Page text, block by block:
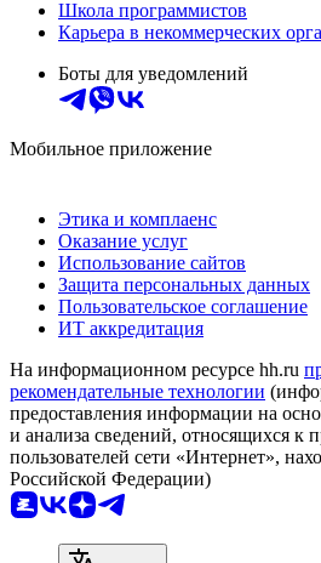
Школа программистов
Карьера в некоммерческих
Боты для уведомлений
Мобильное приложение
Этика и комплаенс
Оказание услуг
Использование сайтов
Защита персональных данных
Пользовательское соглашение
ИТ аккредитация
На информационном ресурсе hh.ru
рекомендательные технологии
предоставления информации на
и анализа сведений, относящихся к
пользователей сети «Интернет»,
Российской Федерации)